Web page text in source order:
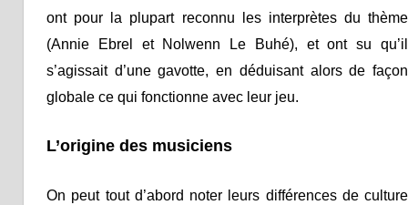
ont pour la plupart reconnu les interprètes du thème
(Annie Ebrel et Nolwenn Le Buhé), et ont su qu’il
s’agissait d’une gavotte, en déduisant alors de façon
globale ce qui fonctionne avec leur jeu.
L’origine des musiciens
On peut tout d’abord noter leurs différences de culture